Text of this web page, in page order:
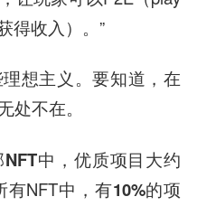
得收入）。”
想主义。要知道，在
处不在。
中，优质项目大约
有NFT中， 有10%的项